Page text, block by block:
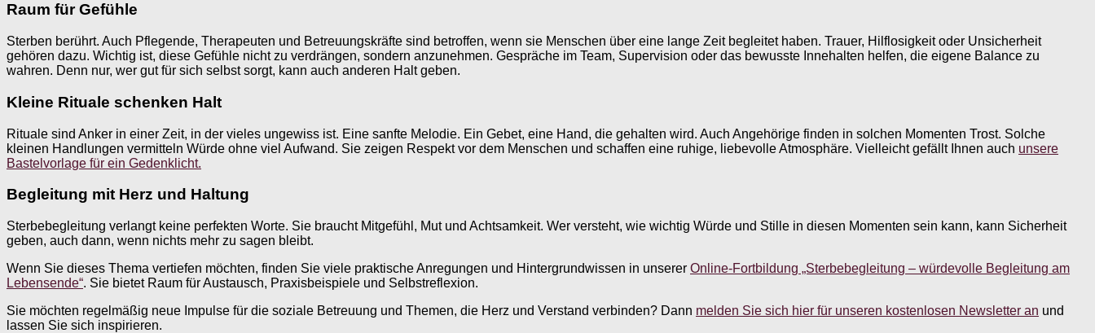
Raum für Gefühle
Sterben berührt. Auch Pflegende, Therapeuten und Betreuungskräfte sind betroffen, wenn sie Menschen über eine lange Zeit begleitet haben. Trauer, Hilflosigkeit oder Unsicherheit
gehören dazu. Wichtig ist, diese Gefühle nicht zu verdrängen, sondern anzunehmen. Gespräche im Team, Supervision oder das bewusste Innehalten helfen, die eigene Balance zu
wahren. Denn nur, wer gut für sich selbst sorgt, kann auch anderen Halt geben.
Kleine Rituale schenken Halt
Rituale sind Anker in einer Zeit, in der vieles ungewiss ist. Eine sanfte Melodie. Ein Gebet, eine Hand, die gehalten wird. Auch Angehörige finden in solchen Momenten Trost. Solche
kleinen Handlungen vermitteln Würde ohne viel Aufwand. Sie zeigen Respekt vor dem Menschen und schaffen eine ruhige, liebevolle Atmosphäre. Vielleicht gefällt Ihnen auch unsere
Bastelvorlage für ein Gedenklicht.
Begleitung mit Herz und Haltung
Sterbebegleitung verlangt keine perfekten Worte. Sie braucht Mitgefühl, Mut und Achtsamkeit. Wer versteht, wie wichtig Würde und Stille in diesen Momenten sein kann, kann Sicherheit
geben, auch dann, wenn nichts mehr zu sagen bleibt.
Wenn Sie dieses Thema vertiefen möchten, finden Sie viele praktische Anregungen und Hintergrundwissen in unserer Online-Fortbildung „Sterbebegleitung – würdevolle Begleitung am
Lebensende“. Sie bietet Raum für Austausch, Praxisbeispiele und Selbstreflexion.
Sie möchten regelmäßig neue Impulse für die soziale Betreuung und Themen, die Herz und Verstand verbinden? Dann melden Sie sich hier für unseren kostenlosen Newsletter an und
lassen Sie sich inspirieren.